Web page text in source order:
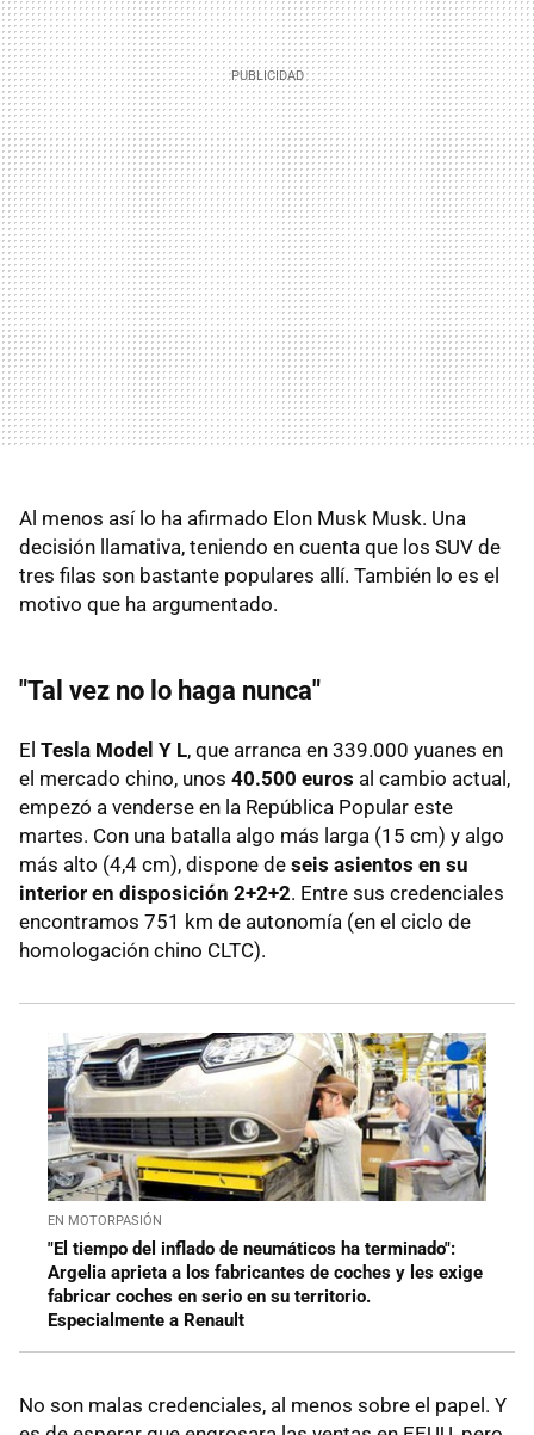
Al menos así lo ha afirmado Elon Musk Musk. Una
decisión llamativa, teniendo en cuenta que los SUV de
tres filas son bastante populares allí. También lo es el
motivo que ha argumentado.
"Tal vez no lo haga nunca"
El Tesla Model Y L, que arranca en 339.000 yuanes en
el mercado chino, unos 40.500 euros al cambio actual,
empezó a venderse en la República Popular este
martes. Con una batalla algo más larga (15 cm) y algo
más alto (4,4 cm), dispone de seis asientos en su
interior en disposición 2+2+2. Entre sus credenciales
encontramos 751 km de autonomía (en el ciclo de
homologación chino CLTC).
EN MOTORPASIÓN
"El tiempo del inflado de neumáticos ha terminado":
Argelia aprieta a los fabricantes de coches y les exige
fabricar coches en serio en su territorio.
Especialmente a Renault
No son malas credenciales, al menos sobre el papel. Y